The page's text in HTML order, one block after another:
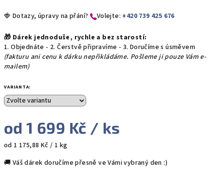
🍓 Dotazy, úpravy na přání? ​Volejte: +420 739 425 676
🎁 Dárek jednoduše, rychle a bez starostí:
1. Objednáte - 2. Čerstvě připravíme - 3. Doručíme s úsměvem
(fakturu ani cenu k dárku nepřikládáme. Pošleme ji pouze Vám e-
mailem)
VARIANTA:
od1 699 Kč / ks
Měrná
od 1 175,88 Kč / 1 kg
🚚 Váš dárek doručíme přesně ve Vámi vybraný den :)